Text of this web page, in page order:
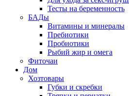
Тесты на беременность
БАДы
Витамины и минералы
Пребиотики
Пробиотики
Рыбий жир и омега
Фиточаи
Дом
Хозтовары
Губки и скребки